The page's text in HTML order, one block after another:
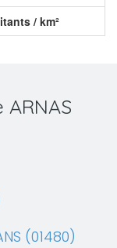
/ km²
(01480)